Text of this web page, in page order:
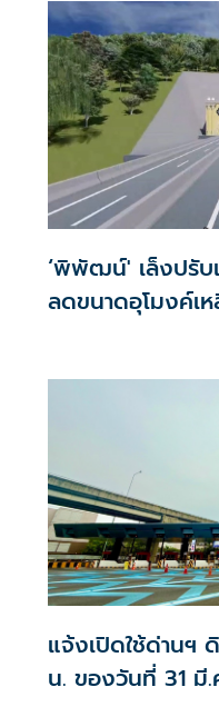
‘พิพัฒน์' เล็งปรับ
ลดขนาดอุโมงค์เ
แจ้งเปิดใช้ด่านฯ
น. ของวันที่ 31 มี.